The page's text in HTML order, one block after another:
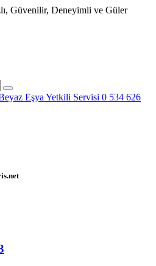
Güvenilir, Deneyimli ve Güler